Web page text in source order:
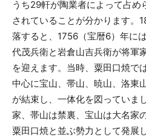
うち29軒が陶業者によって占め
されていることが分かります。
落すると、1756（宝暦6）年に
代茂兵衛と岩倉山吉兵衛が将軍
を迎えます。当時、粟田口焼で
中心に宝山、帯山、暁山、洛東
が結束し、一体化を図っていま
家、帯山は禁裏、宝山は大名家
粟田口焼と並ぶ勢力として発展